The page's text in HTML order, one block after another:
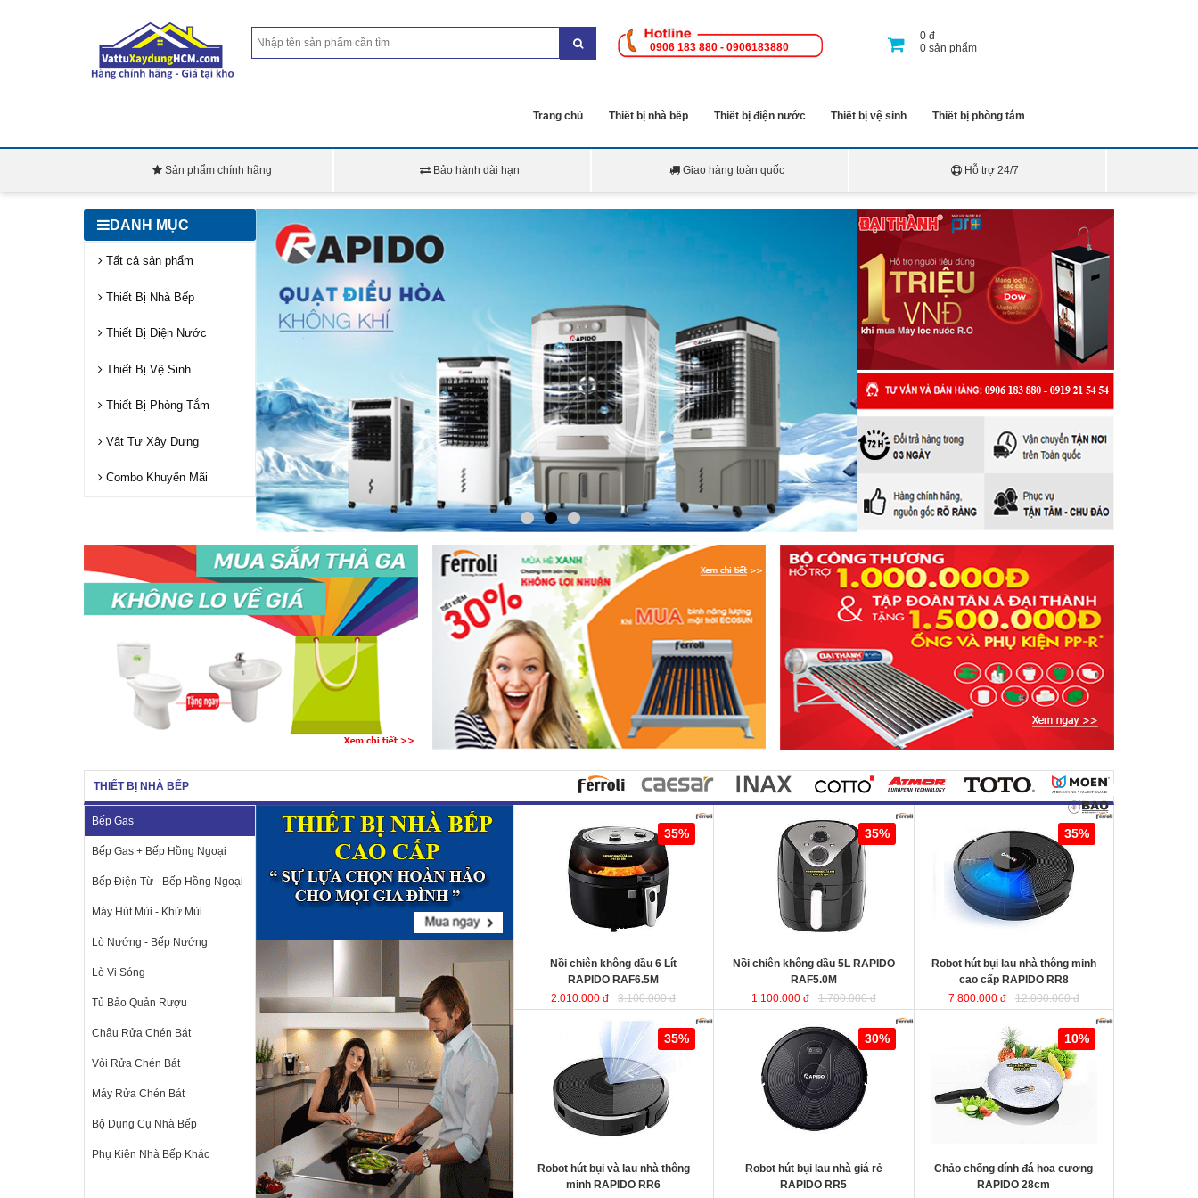
0906 183 880 - 0906183880
0đ
0sản phẩm
Trang chủ Thiết bị nhà bếp Thiết bị điện nước Thiết bị vệ sinh Thiết bị phòng tắm
Sản phẩm chính hãng Bảo hành dài hạn Giao hàng toàn quốc Hỗ trợ 24/7
DANH MỤC
Tất cả sản phẩm
Thiết Bị Nhà Bếp
Thiết Bị Điện Nước
Thiết Bị Vệ Sinh
Thiết Bị Phòng Tắm
Vật Tư Xây Dựng
Combo Khuyến Mãi
THIẾT BỊ NHÀ BẾP
Bếp Gas
Bếp Gas + Bếp Hồng Ngoại
Bếp Điện Từ - Bếp Hồng Ngoại
Máy Hút Mùi - Khử Mùi
Lò Nướng - Bếp Nướng
Lò Vi Sóng
Tủ Bảo Quản Rượu
Chậu Rửa Chén Bát
Vòi Rửa Chén Bát
Máy Rửa Chén Bát
Bộ Dụng Cụ Nhà Bếp
Phụ Kiện Nhà Bếp Khác
Nồi chiên không dầu 6 Lít RAPIDO
sử dụng chất liệu nhựa
ABS an toàn và bền bỉ. Ngoài ra,
lòng nồi được sản xuất từ chất liệu
thép không gỉ phủ men chống dính,
giúp cho thực phẩm không bị dính,
vỡ nát trong quá trình chiên, rán…
35%
Nồi chiên không dầu 6 Lít
RAPIDO RAF6.5M
2.010.000 đ
3.100.000 đ
Nồi chiên không dầu 5L RAPIDO
35%
Nồi chiên không dầu 5L RAPIDO
RAF5.0M
1.100.000 đ
1.700.000 đ
Robot hút bụi lau nhà thông minh
cao cấp RAPIDO RR8
35%
Robot hút bụi lau nhà thông minh
cao cấp RAPIDO RR8
7.800.000 đ
12.000.000 đ
Robot hút bụi và lau nhà thông minh
35%
Robot hút bụi và lau nhà thông
minh RAPIDO RR6
Robot hút bụi lau nhà giá rẻ
RAPIDO RR5
30%
Robot hút bụi lau nhà giá rẻ
RAPIDO RR5
Chảo chống dính đá hoa cương
chất liệu nhôm đúc
nguyên khối giữ nhiệt tốt, thiết kế
hiện đại tiết kiệt năng lượng giúp
món ăn chín đều và nhanh hơn.
10%
Chảo chống dính đá hoa cương
RAPIDO 28cm